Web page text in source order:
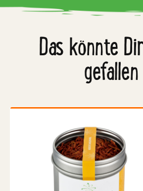
Das könnte
gefallen